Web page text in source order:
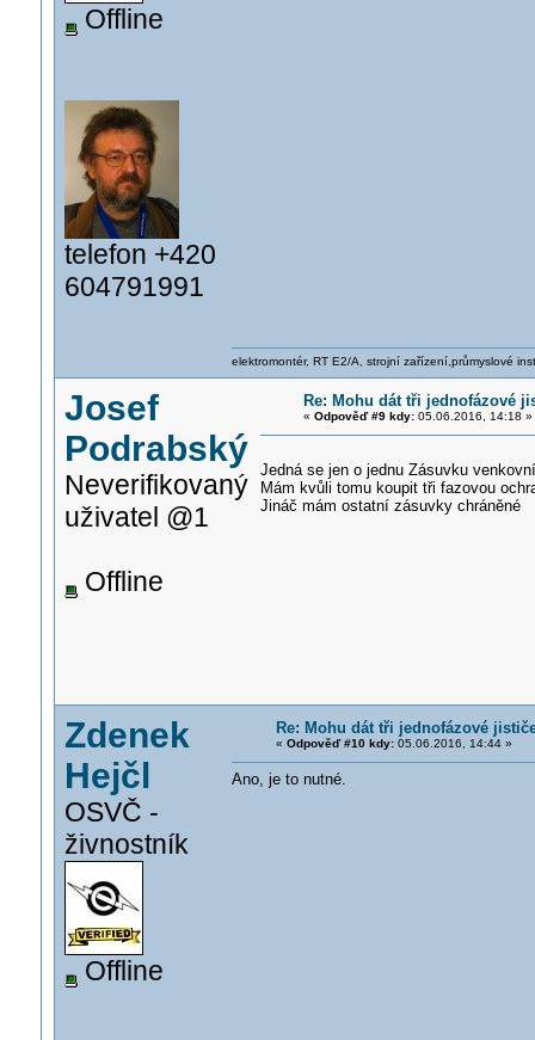
Offline
telefon +420
604791991
elektromontér, RT E2/A, strojní zařízení,průmyslové
Josef
Podrabský
Neverifikovaný
uživatel @1
Offline
Re: Mohu dát tři jednofázové
« Odpověď #9 kdy:05.06.2016, 14:18 »
Jedná se jen o jednu Zásuvku
Mám kvůli tomu koupit tři fazovou
Jináč mám ostatní zásuvky chráněné
Zdenek
Hejčl
OSVČ -
živnostník
Offline
Re: Mohu dát tři jednofázové
« Odpověď #10 kdy:05.06.2016, 14:44 »
Ano, je to nutné.